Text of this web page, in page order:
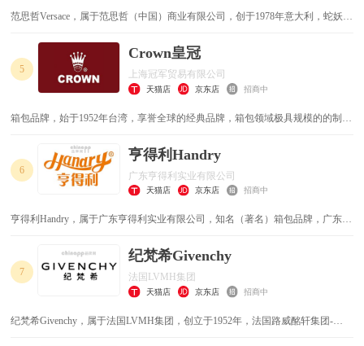
范思哲Versace，属于范思哲（中国）商业有限公司，创于1978年意大利，蛇妖美
奢侈服饰品牌，女晚装是其精髓和灵魂
5
Crown皇冠
上海冠军贸易有限公司
天猫店 京东店 招商中
箱包品牌，始于1952年台湾，享誉全球的经典品牌，箱包领域极具规模的的制造
6
亨得利Handry
广东亨得利实业有限公司
天猫店 京东店 招商中
亨得利Handry，属于广东亨得利实业有限公司，知名（著名）箱包品牌，广东省
设计、生产、销售、服务为一体的专业箱包制造商
7
纪梵希Givenchy
法国LVMH集团
天猫店 京东店 招商中
纪梵希Givenchy，属于法国LVMH集团，创立于1952年，法国路威酩轩集团-